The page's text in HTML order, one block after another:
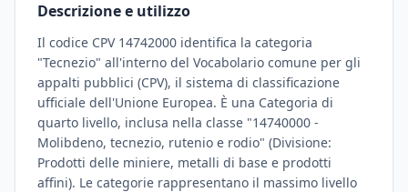
Descrizione e utilizzo
Il codice CPV 14742000 identifica la categoria
"Tecnezio" all'interno del Vocabolario comune per gli
appalti pubblici (CPV), il sistema di classificazione
ufficiale dell'Unione Europea. È una Categoria di
quarto livello, inclusa nella classe "14740000 -
Molibdeno, tecnezio, rutenio e rodio" (Divisione:
Prodotti delle miniere, metalli di base e prodotti
affini). Le categorie rappresentano il massimo livello